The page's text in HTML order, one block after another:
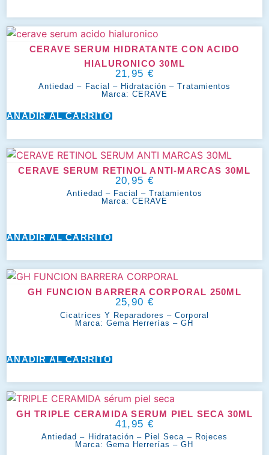
CERAVE SERUM HIDRATANTE CON ACIDO
HIALURONICO 30ML
21,95 €
Antiedad – Facial – Hidratación –Tratamientos
Marca:CERAVE
AÑADIR AL CARRITO
CERAVE SERUM RETINOL ANTI-MARCAS 30ML
20,95 €
Antiedad – Facial –Tratamientos
Marca:CERAVE
AÑADIR AL CARRITO
GH FUNCION BARRERA CORPORAL 250ML
25,90 €
Cicatrices Y Reparadores –Corporal
Marca: Gema Herrerías – GH
AÑADIR AL CARRITO
GH TRIPLE CERAMIDA SERUM PIEL SECA 30ML
41,95 €
Antiedad – Hidratación – Piel Seca – Rojeces
Marca: Gema Herrerías – GH